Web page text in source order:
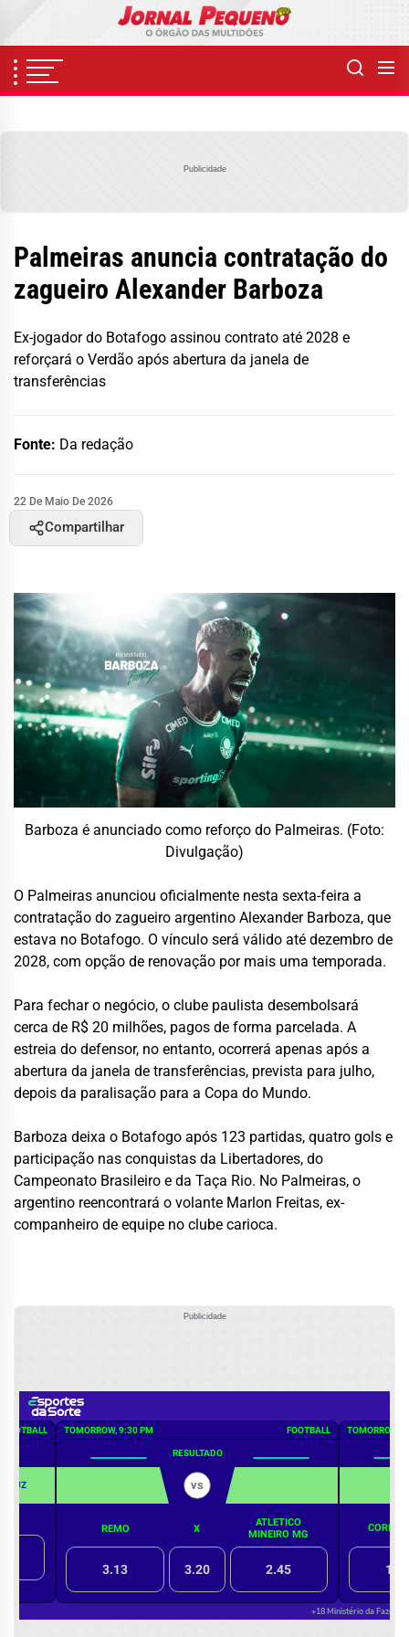
content
Publicidade
Palmeiras anuncia contratação do
zagueiro Alexander Barboza
Ex-jogador do Botafogo assinou contrato até 2028 e
reforçará o Verdão após abertura da janela de
transferências
Fonte: Da redação
22 De Maio De 2026
Compartilhar
Barboza é anunciado como reforço do Palmeiras. (Foto:
Divulgação)
O Palmeiras anunciou oficialmente nesta sexta-feira a
contratação do zagueiro argentino Alexander Barboza, que
estava no Botafogo. O vínculo será válido até dezembro de
2028, com opção de renovação por mais uma temporada.
Para fechar o negócio, o clube paulista desembolsará
cerca de R$ 20 milhões, pagos de forma parcelada. A
estreia do defensor, no entanto, ocorrerá apenas após a
abertura da janela de transferências, prevista para julho,
depois da paralisação para a Copa do Mundo.
Barboza deixa o Botafogo após 123 partidas, quatro gols e
participação nas conquistas da Libertadores, do
Campeonato Brasileiro e da Taça Rio. No Palmeiras, o
argentino reencontrará o volante Marlon Freitas, ex-
companheiro de equipe no clube carioca.
Publicidade